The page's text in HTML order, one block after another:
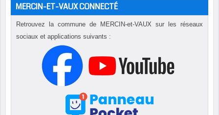
MERCIN-ET-VAUX CONNECTÉ
Retrouvez la commune de MERCIN-et-VAUX sur les réseaux
sociaux et applications suivants :